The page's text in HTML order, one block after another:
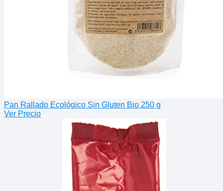
Pan Rallado Ecológico Sin Gluten Bio 250 g
Ver Precio